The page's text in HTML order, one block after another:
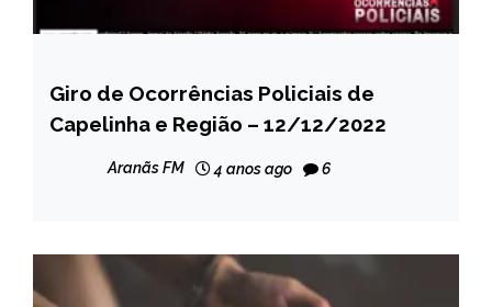
CAPELINHA
NOTÍCIAS
Giro de Ocorrências Policiais de
Capelinha e Região – 12/12/2022
Aranãs FM 4 anos ago 6